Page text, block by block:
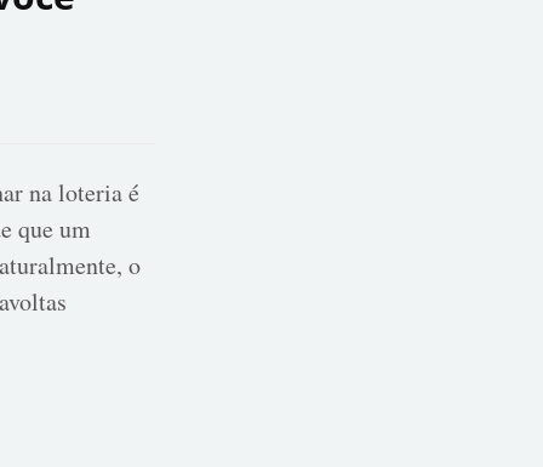
na loteria é
que um
o